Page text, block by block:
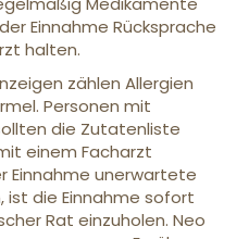
Einnahme Rücksprache
halten.
zählen Allergien
Personen mit
die Zutatenliste
einem Facharzt
Einnahme unerwartete
die Einnahme sofort
Rat einzuholen. Neo